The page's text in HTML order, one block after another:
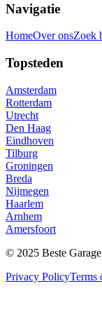
Navigatie
HomeOver onsZoek
Topsteden
Amsterdam
Rotterdam
Utrecht
Den Haag
Eindhoven
Tilburg
Groningen
Breda
Nijmegen
Haarlem
Arnhem
Amersfoort
© 2025 Beste
Privacy PolicyTerms